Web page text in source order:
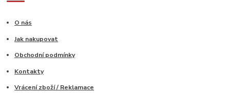
O nás
Jak nakupovat
Obchodní podmínky
Kontakty
Vrácení zboží / Reklamace